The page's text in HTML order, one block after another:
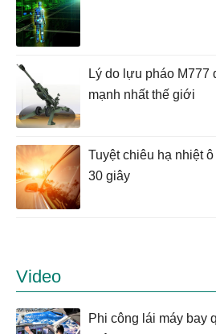
Lý do lựu pháo
mạnh nhất thế giới
Tuyệt chiêu hạ nhiệt
30 giây
Video
Phi công lái máy bay